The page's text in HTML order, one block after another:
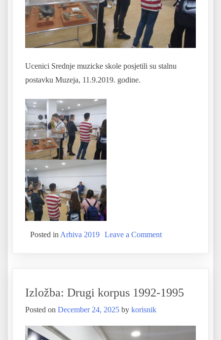
Ucenici Srednje muzicke skole posjetili su stalnu
postavku Muzeja, 11.9.2019. godine.
Posted in Arhiva 2019 Leave a Comment
Izložba: Drugi korpus 1992-1995
Posted on December 24, 2025 by korisnik